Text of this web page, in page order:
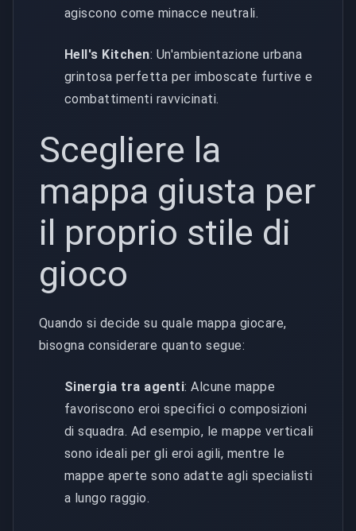
agiscono come minacce neutrali.
Hell's Kitchen: Un'ambientazione urbana
grintosa perfetta per imboscate furtive e
combattimenti ravvicinati.
Scegliere la
mappa giusta per
il proprio stile di
gioco
Quando si decide su quale mappa giocare,
bisogna considerare quanto segue:
Sinergia tra agenti: Alcune mappe
favoriscono eroi specifici o composizioni
di squadra. Ad esempio, le mappe verticali
sono ideali per gli eroi agili, mentre le
mappe aperte sono adatte agli specialisti
a lungo raggio.